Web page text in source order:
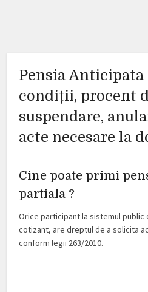
Pensia Anticipata
condiții, procent
suspendare,
acte necesare la
Cine poate primi
partiala ?
Orice participant la sistemul public
cotizant, are dreptul de a solicita
conform legii 263/2010.